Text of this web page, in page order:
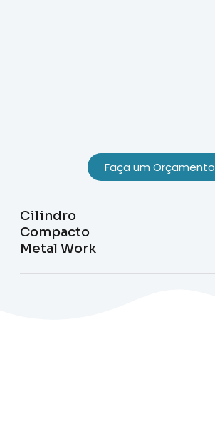
Faça um Orçamento
Cilindro
Compacto
Metal Work